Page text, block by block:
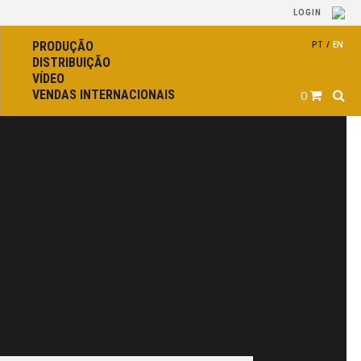
LOGIN
PRODUÇÃO
DISTRIBUIÇÃO
VÍDEO
VENDAS INTERNACIONAIS
PT / EN
0